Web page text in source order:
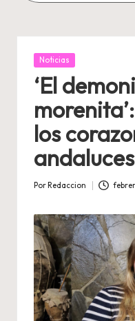
Publicada
Noticias
‘El
los
Por Redaccion